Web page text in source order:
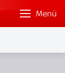
Menü